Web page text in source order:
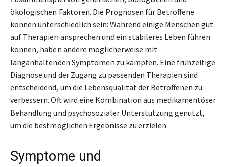
ökologischen Faktoren. Die Prognosen für Betroffene
können unterschiedlich sein: Während einige Menschen gut
auf Therapien ansprechen und ein stabileres Leben führen
können, haben andere möglicherweise mit
langanhaltenden Symptomen zu kämpfen. Eine frühzeitige
Diagnose und der Zugang zu passenden Therapien sind
entscheidend, um die Lebensqualität der Betroffenen zu
verbessern. Oft wird eine Kombination aus medikamentöser
Behandlung und psychosozialer Unterstützung genutzt,
um die bestmöglichen Ergebnisse zu erzielen.
Symptome und